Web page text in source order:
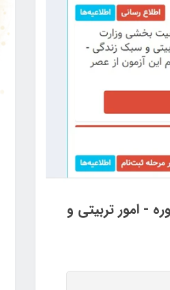
- امور تربیتی و